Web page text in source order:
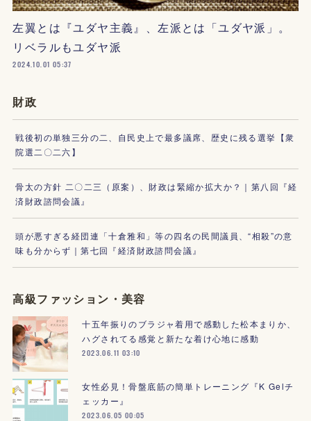
左翼とは『ユダヤ主義』、左派とは「ユダヤ派」。
リベラルもユダヤ派
2024.10.01 05:37
財政
戦後初の単独三分の二、自民史上で最多議席、歴史に残る選挙【衆
院選二〇二六】
骨太の方針 二〇二三（原案）、財政は緊縮か拡大か？｜第八回『経
済財政諮問会議』
頭が悪すぎる経団連「十倉雅和」等の四名の民間議員、“相殺”の意
味も分からず｜第七回『経済財政諮問会議』
高級ファッション・美容
十五年振りのブラジャ着用で感動した松本まりか、
ハグされてる感覚と新たな着け心地に感動
2023.06.11 03:10
女性必見！骨盤底筋の簡単トレーニング『K Gelチ
ェッカー』
2023.06.05 00:05